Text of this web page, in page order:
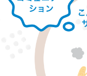
LITALICOワンダー